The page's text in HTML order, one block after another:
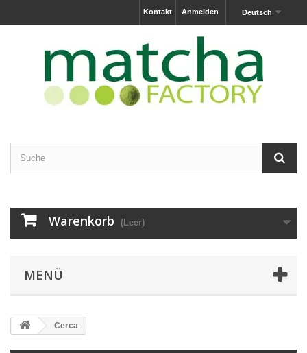
Deutsch
Anmelden
Kontakt
Warenkorb (Leer)
MENÜ
Cerca